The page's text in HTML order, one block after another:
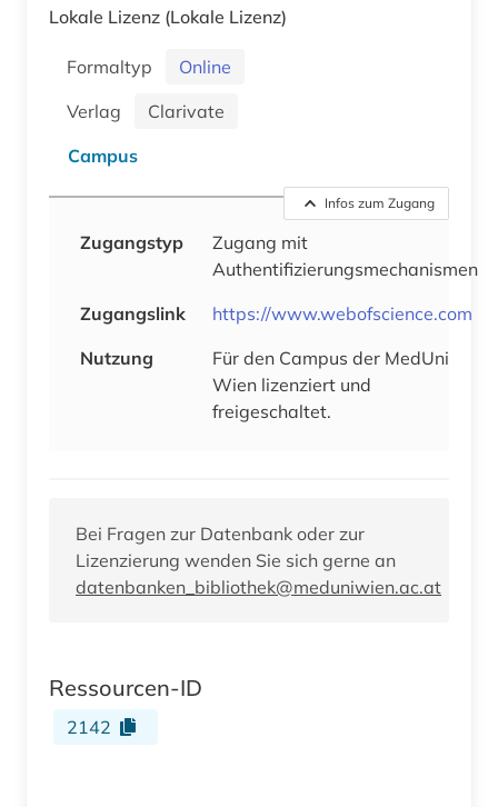
Lokale Lizenz (Lokale Lizenz)
Formaltyp
Online
Verlag
Clarivate
Campus
Infos zum Zugang
Zugangstyp
Zugang mit
Authentifizierungsmechanismen
Zugangslink
https://www.webofscience.com
Nutzung
Für den Campus der MedUni
Wien lizenziert und
freigeschaltet.
Bei Fragen zur Datenbank oder zur
Lizenzierung wenden Sie sich gerne an
datenbanken_bibliothek@meduniwien.ac.at
Ressourcen-ID
2142